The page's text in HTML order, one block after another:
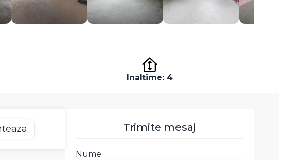
Inaltime: 4
Trimite mesaj
Nume